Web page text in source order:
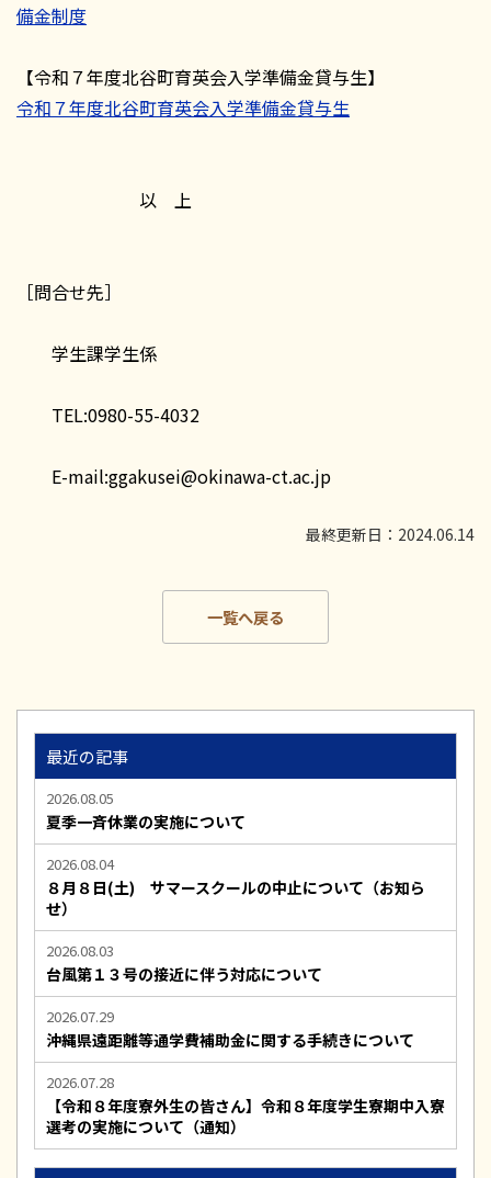
備金制度
【令和７年度北谷町育英会入学準備金貸与生】
令和７年度北谷町育英会入学準備金貸与生
以 上
［問合せ先］
学生課学生係
TEL:0980-55-4032
E-mail:ggakusei@okinawa-ct.ac.jp
最終更新日：2024.06.14
一覧へ戻る
最近の記事
2026.08.05
夏季一斉休業の実施について
2026.08.04
８月８日(土) サマースクールの中止について（お知ら
せ）
2026.08.03
台風第１３号の接近に伴う対応について
2026.07.29
沖縄県遠距離等通学費補助金に関する手続きについて
2026.07.28
【令和８年度寮外生の皆さん】令和８年度学生寮期中入寮
選考の実施について（通知）